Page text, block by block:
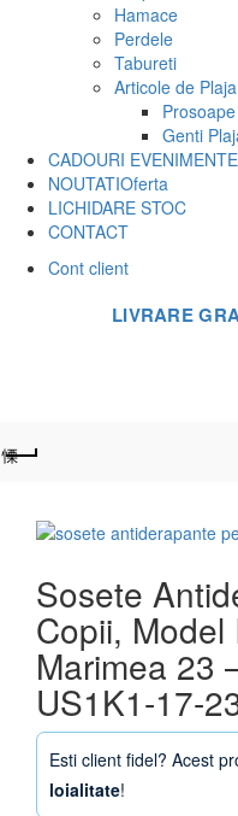
Hamace
Perdele
Tabureti
Articole de Plaja
Genti
CADOURI EVENIMENTE
NOUTATIOferta
LICHIDARE STOC
CONTACT
Cont client
LIVRARE
Sosete
Copii, Model
Marimea 23
US1K1-17-
Esti client fidel? Acest
loialitate!